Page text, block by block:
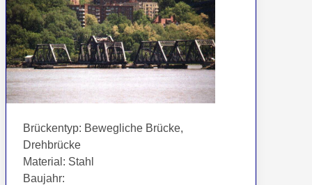
Brückentyp: Bewegliche Brücke,
Drehbrücke
Material : Stahl
Baujahr: